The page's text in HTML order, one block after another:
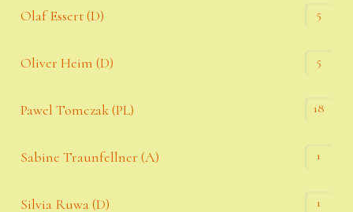
Olaf Essert (D) 5
Oliver Heim (D) 5
Pawel Tomczak (PL) 18
Sabine Traunfellner (A) 1
Silvia Ruwa (D) 1